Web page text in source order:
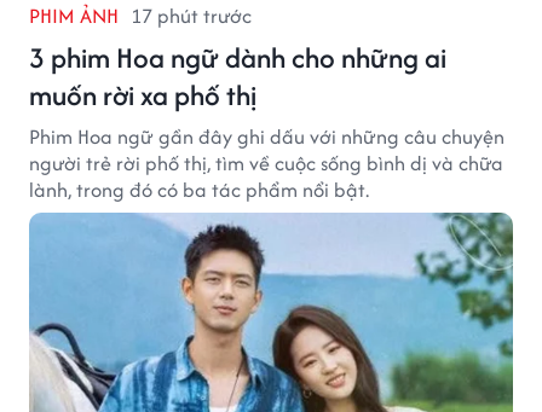
PHIM ẢNH 17 phút trước
3 phim Hoa ngữ dành cho những ai
muốn rời xa phố thị
Phim Hoa ngữ gần đây ghi dấu với những câu chuyện
người trẻ rời phố thị, tìm về cuộc sống bình dị và chữa
lành, trong đó có ba tác phẩm nổi bật.